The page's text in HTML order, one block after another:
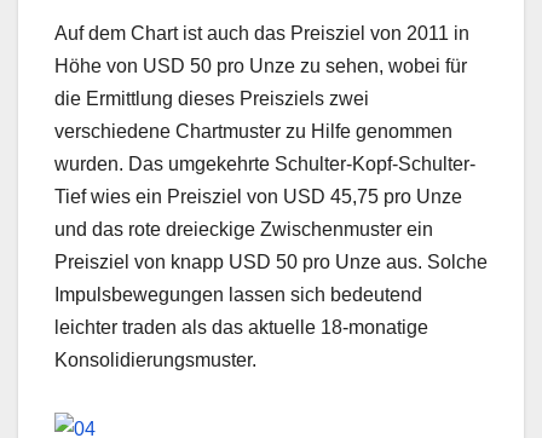
Auf dem Chart ist auch das Preisziel von 2011 in
Höhe von USD 50 pro Unze zu sehen, wobei für
die Ermittlung dieses Preisziels zwei
verschiedene Chartmuster zu Hilfe genommen
wurden. Das umgekehrte Schulter-Kopf-Schulter-
Tief wies ein Preisziel von USD 45,75 pro Unze
und das rote dreieckige Zwischenmuster ein
Preisziel von knapp USD 50 pro Unze aus. Solche
Impulsbewegungen lassen sich bedeutend
leichter traden als das aktuelle 18-monatige
Konsolidierungsmuster.